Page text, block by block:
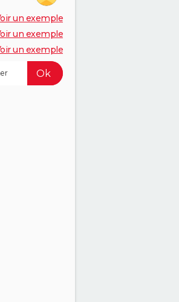
un exemple
un exemple
un exemple